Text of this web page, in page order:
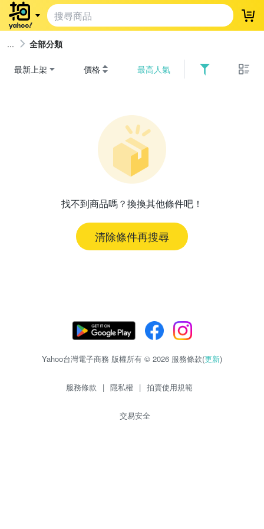
登
全部分類
最新上架 價格 最高人氣
找不到商品嗎？換換其他條件吧！
清除條件再搜尋
Yahoo台灣電子商務 版權所有 © 2026 服務條款(更新)
服務條款 | 隱私權 | 拍賣使用規範
交易安全